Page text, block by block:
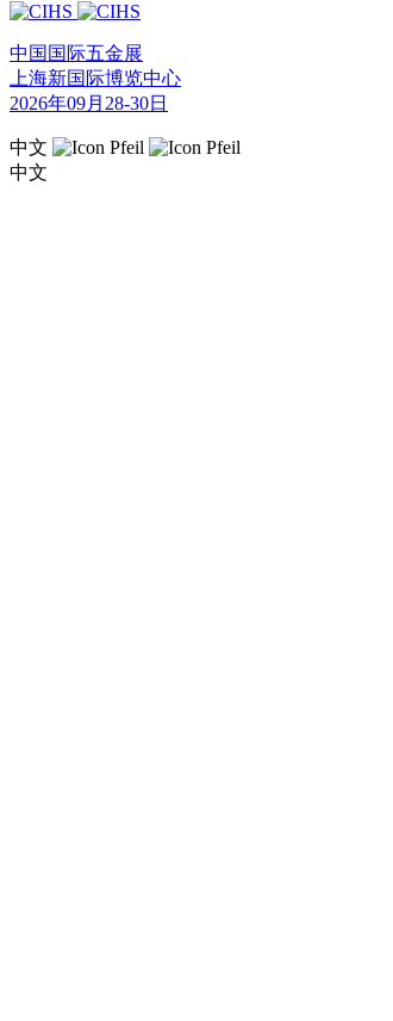
中国国际五金展
上海新国际博览中心
2026年09月28-30日
中文
中文